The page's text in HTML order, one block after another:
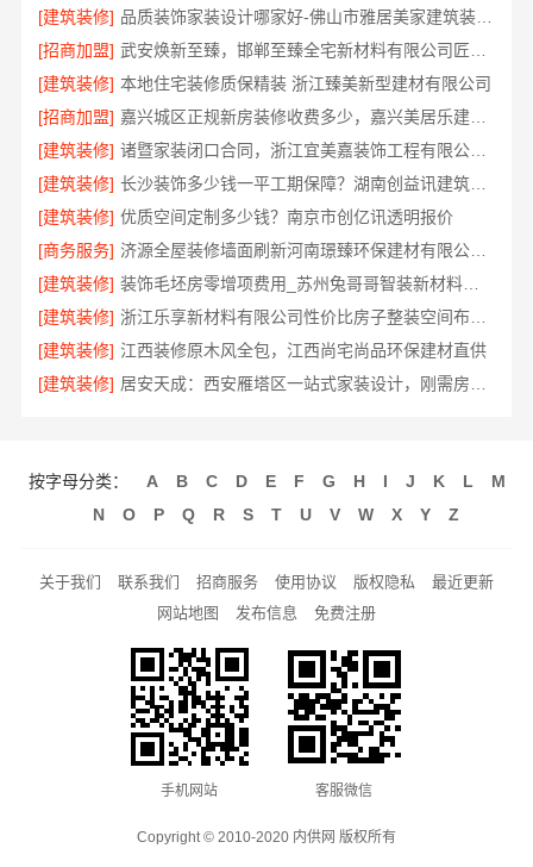
[建筑装修]
品质装饰家装设计哪家好-佛山市雅居美家建筑装饰工程有限公司
[招商加盟]
[建筑装修] 本地住宅装修质保精装 浙江臻美新型建材有限公司
[招商加盟]
嘉兴城区正规新房装修收费多少，嘉兴美居乐建材科技有限公司透明清单
[建筑装修]
诸暨家装闭口合同，浙江宜美嘉装饰工程有限公司让您装修无忧
[建筑装修]
长沙装饰多少钱一平工期保障？湖南创益讯建筑有限公司答
[建筑装修] 优质空间定制多少钱？南京市创亿讯透明报价
[商务服务]
济源全屋装修墙面刷新河南璟臻环保建材有限公司环保材料
[建筑装修]
装饰毛坯房零增项费用_苏州兔哥哥智装新材料有限公司
[建筑装修]
浙江乐享新材料有限公司性价比房子整装空间布局上门服务
[建筑装修] 江西装修原木风全包，江西尚宅尚品环保建材直供
[建筑装修]
按字母分类： A B C D E F G H I J K L
M
N
O P Q R S T U V W X Y Z
关于我们 联系我们 招商服务 使用协议 版权隐私
最近更新
网站地图
发布信息 免费注册
手机网站 客服微信
Copyright © 2010-2020 内供网 版权所有